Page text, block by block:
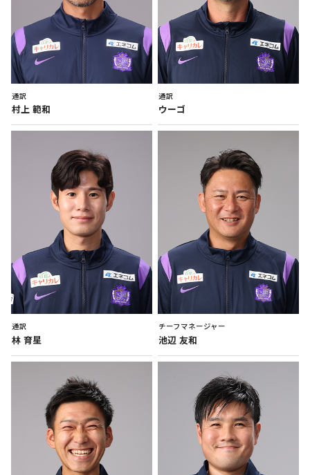
通訳
村上 範和
通訳
ウーゴ
通訳
林 育星
チーフマネージャー
池辺 友和